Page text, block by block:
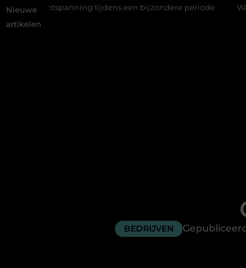
Nieuwe
artikelen
tijdens een bijzondere periode Wanneer is een
BEDRIJVEN